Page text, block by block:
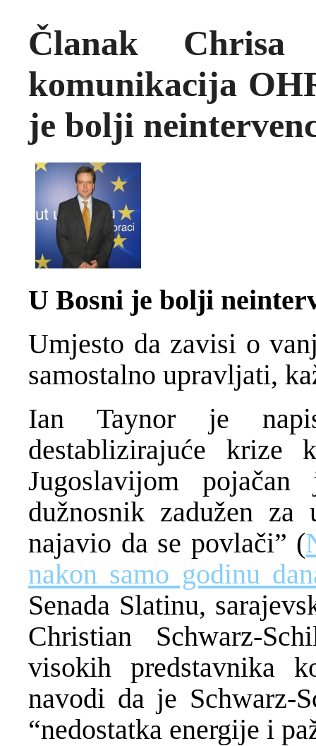
Članak Chrisa
komunikacija
je bolji
U Bosni je bolji
Umjesto da zavisi o
samostalno upravljati,
Ian Taynor je
destablizirajuće krize
Jugoslavijom
dužnosnik zadužen za
najavio da se povlači” (
nakon samo godinu
Senada Slatinu,
Christian Schwarz-
visokih predstavnika
navodi da je Schwarz-
“nedostatka energije i